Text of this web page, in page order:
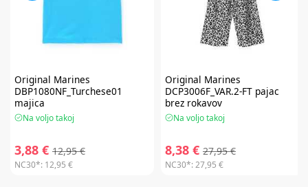
Original Marines
DBP1080NF_Turchese01
majica
Na voljo takoj
3,88 € 12,95 €
NC30*: 12,95 €
Original Marines
DCP3006F_VAR.2-FT pajac
brez rokavov
Na voljo takoj
8,38 € 27,95 €
NC30*:27,95 €